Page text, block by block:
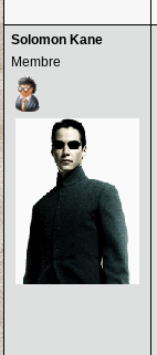
Solomon Kane
Membre